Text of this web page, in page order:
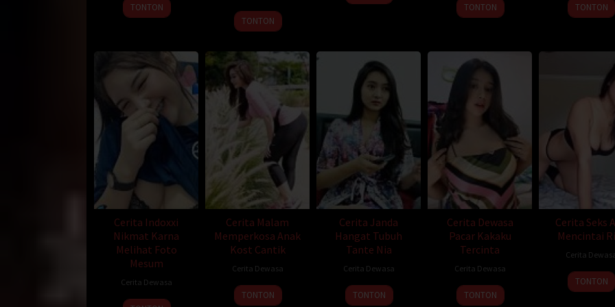
terutama di klitoris. Gadis itu mengeluh. Selanjutnya menyalakan seorang gadis yang menghisap penis pria yang ereksi.
beberapa saat tampaknya mereka tidak tahan, setelah itu pria itu memasukkan penisnya ke dalam vagina para gadis
Sesaat kemudian keduanya mengalami orgasme. Lelaki itu segera mengeluarkan roket dari vagina dan kemudian
ke depan wajah gadisnya sampai banyak sperma keluar. Saya sendirian saat menonton tanpa menyadari bahwa baju saya
dikenal. T-shirt terangkat di atas payudara, lalu melepaskan dadaku yang kebetulan aku gantung di depanku. Kuelus-Stus
tetekku sementara aku terkadang meremas, eh .. sangat enak. Apalagi kalau putingnya ada wow !! Celana saya terpeleset
ke lutut, lalu tangan saya pergi ke belakang celana dalam saya dan saya langsung menggosok klitoris. Sensasi! Semakin lama
masturbasi, saya terluka. Tanganku dengan cepat menggosok klitorisnya sementara yang lain sibuk meremas payudaraku
Dan “Oh … oh …” Aku mencapai orgasme yang luar biasa. Saya berbaring di karpet. Tiba-tiba, bel pintu berdering. Tentu saja
khawatir pakaian saya akan terlihat di sana-sini. Setelah itu Anda mematikan pemutar vcd tanpa melepas kaset. “Ini buruk!”
ini? Jangan bilang, ma! Apa yang mereka lakukan lagi?”. Aku buru-buru membuka pintu, ternyata di depan pintu berdiri
lelaki keren. Rupanya kekasihnya Mas Bagas Mbak dari Bandung.
“Halo, Mesa, sayang, apakah ada ruang kerja?” “Wow, aku pergi ke Jakarta pagi ini. Bukankah kamu memanggil Mas Bagas
“Wow, bukan itu. Apa yang harus kulakukan tentang kejutan itu, jadi aku mengejutkan diriku sendiri.”
“Panggil saja telepon genggamnya, Mas, hanya ingin kembali,” ia menyarankan tawaran.
Meskipun saya berharap sebaliknya, karena saya diam, saya dikejutkan oleh Mas Bajas. Mas Bajas setuju dengan proposal
TONTON
TONTON
TONTON TONTON
Cerita Indoxxi
Nikmat Karna
Melihat Foto
Mesum
Cerita Dewasa
Cerita Malam
Memperkosa Anak
Kost Cantik
Cerita Dewasa
TONTON
Cerita Janda
Hangat Tubuh
Tante Nia
Cerita Dewasa
TONTON
Cerita Dewasa
Pacar Kakaku
Tercinta
Cerita Dewasa
TONTON
Cerita Seks
Mencintai
Cerita
TONTON